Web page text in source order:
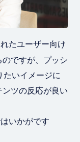
たユーザー向け
ですが、プッシ
たいイメージに
ツの反応が良い
いかがです